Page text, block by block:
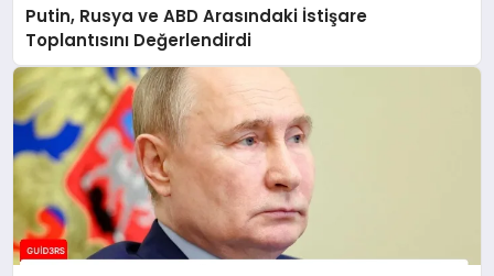
Putin, Rusya ve ABD Arasındaki İstişare
Toplantısını Değerlendirdi